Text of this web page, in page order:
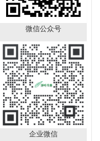
微信公众号
企业微信
CCK8检测试剂盒 (Cell
Counting Kit)
ZY6T001CK8
￥299.00
已有 0人购买